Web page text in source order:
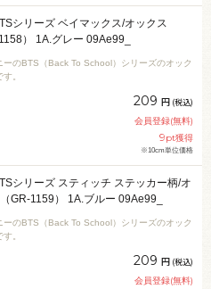
シリーズ ベイマックス/オックス
1158） 1A.グレー 09Ae99_
ーのBTS（Back To School）シリーズのオック
。
209 円 (税込)
会員登録(無料)
9pt獲得
※10cm単位価格
シリーズ スティッチ ステッカー柄/オ
GR-1159） 1A.ブルー 09Ae99_
ーのBTS（Back To School）シリーズのオック
。
209 円 (税込)
会員登録(無料)